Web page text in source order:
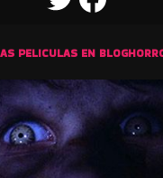
PELICULAS EN